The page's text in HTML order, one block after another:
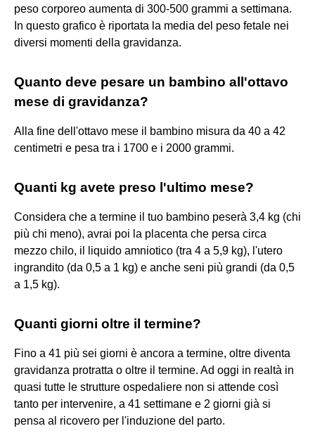
peso corporeo aumenta di 300-500 grammi a settimana.
In questo grafico è riportata la media del peso fetale nei
diversi momenti della gravidanza.
Quanto deve pesare un bambino all'ottavo
mese di gravidanza?
Alla fine dell'ottavo mese il bambino misura da 40 a 42
centimetri e pesa tra i 1700 e i 2000 grammi.
Quanti kg avete preso l'ultimo mese?
Considera che a termine il tuo bambino peserà 3,4 kg (chi
più chi meno), avrai poi la placenta che persa circa
mezzo chilo, il liquido amniotico (tra 4 a 5,9 kg), l'utero
ingrandito (da 0,5 a 1 kg) e anche seni più grandi (da 0,5
a 1,5 kg).
Quanti giorni oltre il termine?
Fino a 41 più sei giorni è ancora a termine, oltre diventa
gravidanza protratta o oltre il termine. Ad oggi in realtà in
quasi tutte le strutture ospedaliere non si attende così
tanto per intervenire, a 41 settimane e 2 giorni già si
pensa al ricovero per l'induzione del parto.